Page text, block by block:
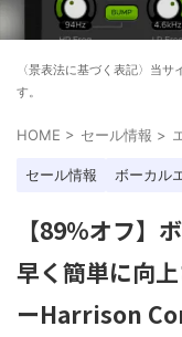
〈景表法に基づく表記〉当
す。
HOME > セール情報 >
セール情報 ボーカル
【89%オフ】
早く簡単に向
ーHarrison